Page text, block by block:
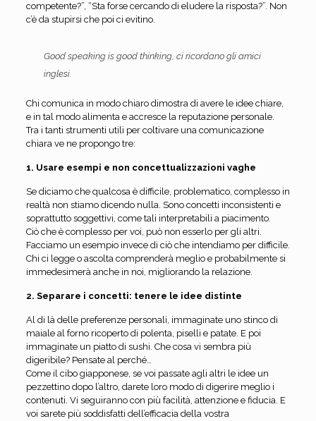
competente?”, “Sta forse cercando di eludere la risposta?”. Non
c’è da stupirsi che poi ci evitino.
Good speaking is good thinking, ci ricordano gli amici
inglesi.
Chi comunica in modo chiaro dimostra di avere le idee chiare,
e in tal modo alimenta e accresce la reputazione personale.
Tra i tanti strumenti utili per coltivare una comunicazione
chiara ve ne propongo tre:
1. Usare esempi e non concettualizzazioni vaghe
Se diciamo che qualcosa è difficile, problematico, complesso in
realtà non stiamo dicendo nulla. Sono concetti inconsistenti e
soprattutto soggettivi, come tali interpretabili a piacimento.
Ciò che è complesso per voi, può non esserlo per gli altri.
Facciamo un esempio invece di ciò che intendiamo per difficile.
Chi ci legge o ascolta comprenderà meglio e probabilmente si
immedesimerà anche in noi, migliorando la relazione.
2. Separare i concetti: tenere le idee distinte
Al di là delle preferenze personali, immaginate uno stinco di
maiale al forno ricoperto di polenta, piselli e patate. E poi
immaginate un piatto di sushi. Che cosa vi sembra più
digeribile? Pensate al perché…
Come il cibo giapponese, se voi passate agli altri le idee un
pezzettino dopo l’altro, darete loro modo di digerire meglio i
contenuti. Vi seguiranno con più facilità, attenzione e fiducia. E
voi sarete più soddisfatti dell’efficacia della vostra